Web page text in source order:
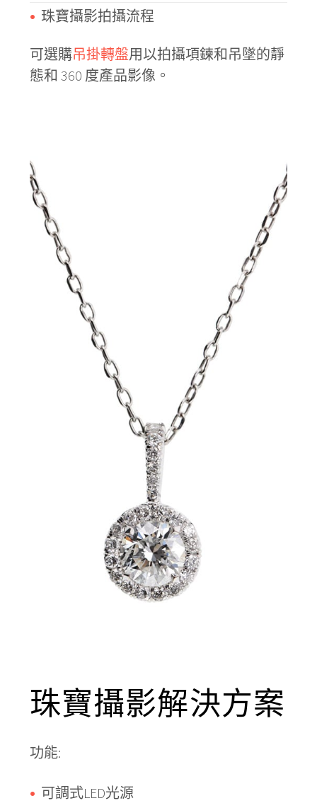
珠寶攝影拍攝流程
可選購吊掛轉盤用以拍攝項鍊和吊墜的靜
態和 360 度產品影像。
珠寶攝影解決方案
功能:
可調式LED光源